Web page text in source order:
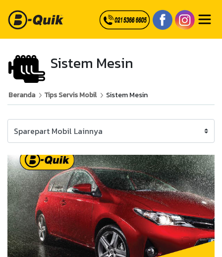
Sistem Mesin
Beranda Tips Servis Mobil Sistem Mesin